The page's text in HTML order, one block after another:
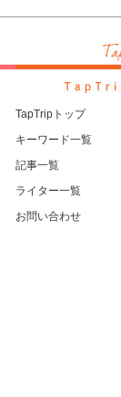
TapTripトップ
キーワード一覧
記事一覧
ライター一覧
お問い合わせ